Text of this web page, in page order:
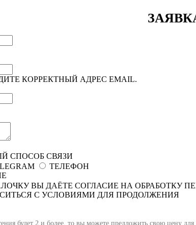
КОРРЕКТНЫЙ АДРЕС EMAIL.
СПОСОБ СВЯЗИ
ТЕЛЕФОН
ВЫ ДАЁТЕ СОГЛАСИЕ НА ОБРАБОТКУ
С УСЛОВИЯМИ ДЛЯ ПРОДОЛЖЕНИЯ
будет 2 и более, то вы можете предложить свою цену для